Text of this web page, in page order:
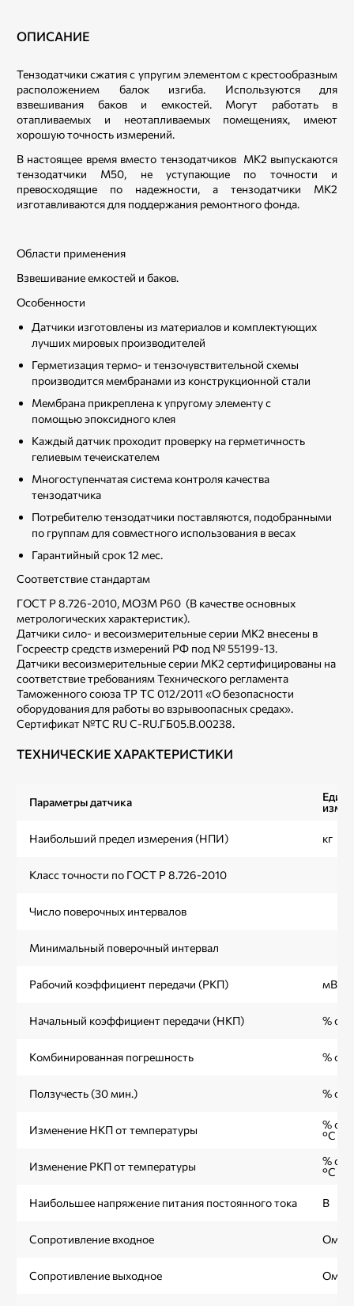
ОПИСАНИЕ
Тензодатчики сжатия с упругим элементом с крестообразным
расположением балок изгиба. Используются для
взвешивания баков и емкостей. Могут работать в
отапливаемых и неотапливаемых помещениях, имеют
хорошую точность измерений.
В настоящее время вместо тензодатчиков МК2 выпускаются
тензодатчики М50, не уступающие по точности и
превосходящие по надежности, а тензодатчики МК2
изготавливаются для поддержания ремонтного фонда.
Области применения
Взвешивание емкостей и баков.
Особенности
Датчики изготовлены из материалов и комплектующих
лучших мировых производителей
Герметизация термо- и тензочувствительной схемы
производится мембранами из конструкционной стали
Мембрана прикреплена к упругому элементу с
помощью эпоксидного клея
Каждый датчик проходит проверку на герметичность
гелиевым течеискателем
Многоступенчатая система контроля качества
тензодатчика
Потребителю тензодатчики поставляются, подобранными
по группам для совместного использования в весах
Гарантийный срок 12 мес.
Соответствие стандартам
ГОСТ Р 8.726-2010, МОЗМ Р60 (В качестве основных
метрологических характеристик).
Датчики сило- и весоизмерительные серии МК2 внесены в
Госреестр средств измерений РФ под № 55199-13.
Датчики весоизмерительные серии МК2 сертифицированы на
соответствие требованиям Технического регламента
Таможенного союза TP ТС 012/2011 «О безопасности
оборудования для работы во взрывоопасных средах».
Сертификат №ТС RU C-RU.ГБ05.В.00238.
ТЕХНИЧЕСКИЕ ХАРАКТЕРИСТИКИ
Параметры датчика
Наибольший предел измерения (НПИ) кг
Класс точности по ГОСТ Р 8.726-2010
Число поверочных интервалов
Минимальный поверочный интервал
Рабочий коэффициент передачи (РКП) мВ/В
Начальный коэффициент передачи (НКП) % от
Комбинированная погрешность % от
Ползучесть (30 мин.) % от
Изменение НКП от температуры
% от
°С
Изменение РКП от температуры
% от
°С
Наибольшее напряжение питания постоянного тока В
Сопротивление входное Ом
Сопротивление выходное Ом